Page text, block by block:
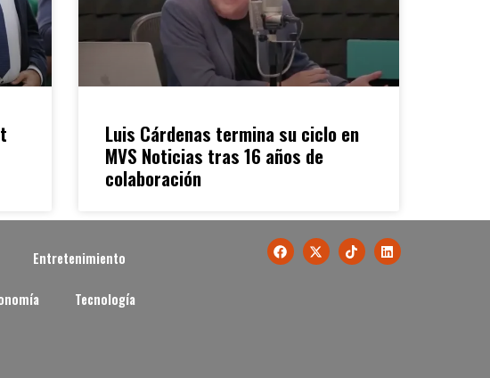
Luis Cárdenas termina su ciclo en
MVS Noticias tras 16 años de
colaboración
Entretenimiento
Tecnología